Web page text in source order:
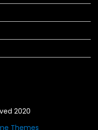
2020
Themes